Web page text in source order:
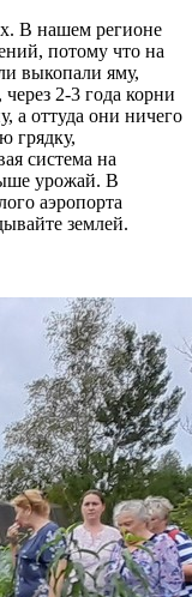
В нашем регионе
потому что на
выкопали яму,
2-3 года корни
а оттуда они ничего
грядку,
система на
урожай. В
аэропорта
землей.